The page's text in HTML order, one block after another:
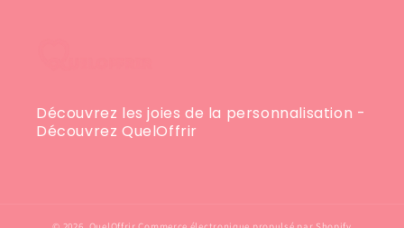
Découvrez les joies de la personnalisation -
Découvrez QuelOffrir